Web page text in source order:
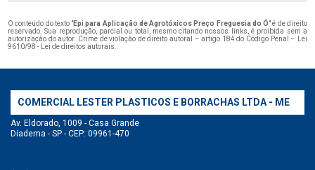
O conteúdo do texto "Epi para Aplicação de Agrotóxicos Preço Freguesia do Ó" é de direito
reservado. Sua reprodução, parcial ou total, mesmo citando nossos links, é proibida sem a
autorização do autor. Crime de violação de direito autoral – artigo 184 do Código Penal – Lei
9610/98 - Lei de direitos autorais.
COMERCIAL LESTER PLASTICOS E BORRACHAS LTDA - ME
Av. Eldorado, 1009 - Casa Grande
Diadema - SP - CEP: 09961-470